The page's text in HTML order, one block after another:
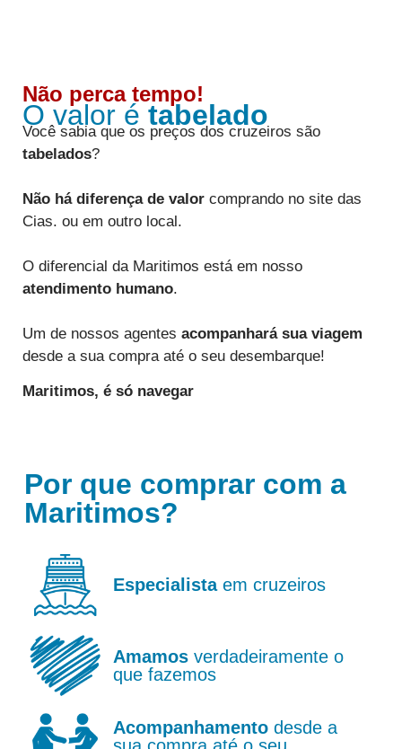
Não perca tempo!
O valor é tabelado
Você sabia que os preços dos cruzeiros são
tabelados?
Não há diferença de valor comprando no site das
Cias. ou em outro local.
O diferencial da Maritimos está em nosso
atendimento humano.
Um de nossos agentes acompanhará sua viagem
desde a sua compra até o seu desembarque!
Maritimos, é só navegar
Por que comprar com a
Maritimos?
Especialistaem cruzeiros
Amamosverdadeiramente o
que fazemos
Acompanhamentodesde a